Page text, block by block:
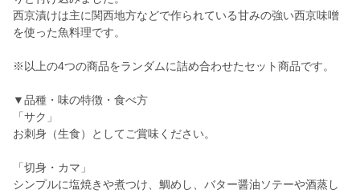
西京漬けは主に関西地方などで作られている甘みの強い西京味噌
を使った魚料理です。
※以上の4つの商品をランダムに詰め合わせたセット商品です。
▼品種・味の特徴・食べ方
「サク」
お刺身（生食）としてご賞味ください。
「切身・カマ」
シンプルに塩焼きや煮つけ、鯛めし、バター醤油ソテーや酒蒸し